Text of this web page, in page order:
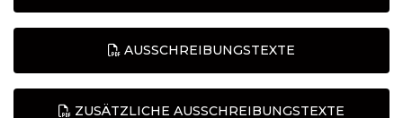
AUSSCHREIBUNGSTEXTE
ZUSÄTZLICHE AUSSCHREIBUNGSTEXTE